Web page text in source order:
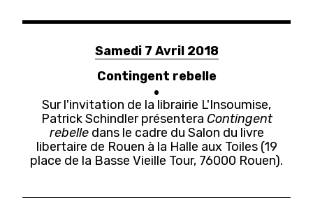
Samedi 7 Avril 2018
Contingent rebelle
Sur l'invitation de la librairie L'Insoumise,
Patrick Schindler présentera Contingent
rebelledans le cadre du Salon du livre
libertaire de Rouen à la Halle aux Toiles (19
place de la Basse Vieille Tour, 76000 Rouen).